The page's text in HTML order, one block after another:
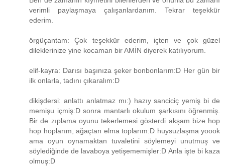
verimli paylaşmaya çalışanlardanım. Tekrar teşekkür
ederim.
örgüçantam: Çok teşekkür ederim, içten ve çok güzel
dileklerinize yine kocaman bir AMİN diyerek katılıyorum.
elif-kayra: Darısı başınıza şeker bonbonlarım:D Her gün bir
ilk onlarla, tadını çıkaralım:D
dikişdersi: anlattı anlatmaz mı:) hazıy sanciciç yemiş bi de
memişu içmiş:D sonra mantarlı okulum şarkısını öğrenmiş.
Bir de zıplama oyunu tekerlemesi gösterdi akşam bize hop
hop hoplarım, ağaçtan elma toplarım:D huysuzlaşma yoook
ama oyun oynamaktan tuvaletini söylemeyi unutmuş ve
söylediğinde de lavaboya yetişememişler:D Anla işte bi kaza
olmuş:D